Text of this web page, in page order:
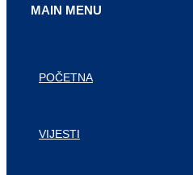
MAIN MENU
POČETNA
VIJESTI